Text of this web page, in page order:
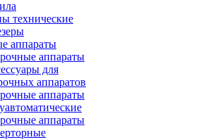
технические
аппараты
аппараты
для
аппаратов
аппараты
аппараты